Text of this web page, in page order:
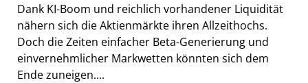
Dank KI-Boom und reichlich vorhandener Liquidität
nähern sich die Aktienmärkte ihren Allzeithochs.
Doch die Zeiten einfacher Beta-Generierung und
einvernehmlicher Markwetten könnten sich dem
Ende zuneigen....